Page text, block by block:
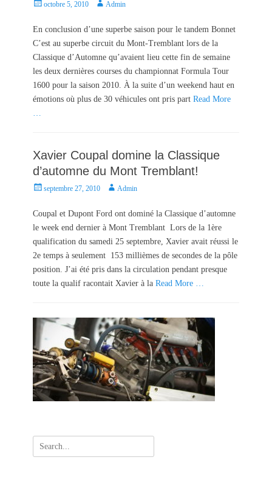
P
s
t
o
n
octobre 5, 2010
A
t
h
Admin
En conclusion d’une superbe saison pour le tandem Bonnet
C’est au superbe circuit du Mont-Tremblant lors de la
Classique d’Automne qu’avaient lieu cette fin de semaine
les deux dernières courses du championnat Formula Tour
1600 pour la saison 2010. À la suite d’un weekend haut en
émotions où plus de 30 véhicules ont pris part Read More
Xavier Coupal domine la Classique
d’automne du Mont Tremblant!
P
s
t
d
o
n
septembre 27, 2010
A
t
h
Admin
Coupal et Dupont Ford ont dominé la Classique d’automne
le week end dernier à Mont Tremblant Lors de la 1ère
qualification du samedi 25 septembre, Xavier avait réussi le
2e temps à seulement 153 millièmes de secondes de la pôle
position. J’ai été pris dans la circulation pendant presque
toute la qualif racontait Xavier à la Read More …
Search
for: